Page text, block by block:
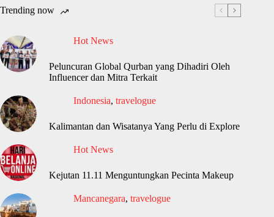
Trending now
Hot News
Peluncuran Global Qurban yang Dihadiri Oleh
Influencer dan Mitra Terkait
Indonesia, travelogue
Kalimantan dan Wisatanya Yang Perlu di Explore
Hot News
Kejutan 11.11 Menguntungkan Pecinta Makeup
Mancanegara, travelogue